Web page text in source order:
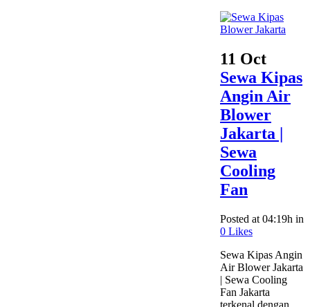
11 Oct
Sewa Kipas
Angin Air
Blower
Jakarta |
Sewa
Cooling
Fan
Posted at 04:19h in
0 Likes
Sewa Kipas Angin
Air Blower Jakarta
| Sewa Cooling
Fan Jakarta
terkenal dengan